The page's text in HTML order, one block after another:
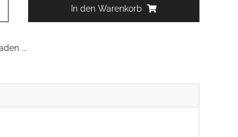
In den Warenkorb
...